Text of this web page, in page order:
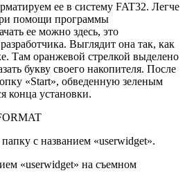
ее в систему FAT32. Легче
помощи программы
ее можно здесь, это
Выглядит она так, как
Там оранжевой стрелкой выделено
букву своего накопителя. После
«Start», обведенную зеленым
конца установки.
с названием «userwidget».
«userwidget» на съемном